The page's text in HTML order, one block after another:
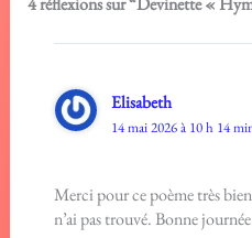
Elisabeth
14 mai 2026 à 10 h 14
Merci pour ce poème très
n’ai pas trouvé. Bonne